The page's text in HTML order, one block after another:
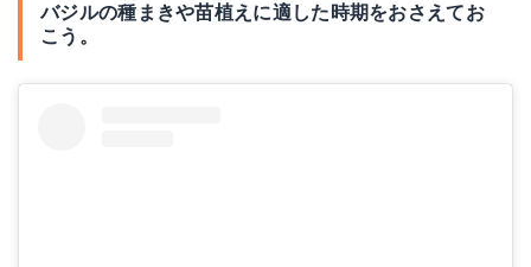
バジルの種まきや苗植えに適した時期をおさえてお
こう。